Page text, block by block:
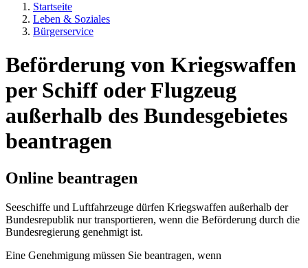
Startseite
Leben & Soziales
Bürgerservice
Beförderung von Kriegswaffen
per Schiff oder Flugzeug
außerhalb des Bundesgebietes
beantragen
Online beantragen
Seeschiffe und Luftfahrzeuge dürfen Kriegswaffen außerhalb der
Bundesrepublik nur transportieren, wenn die Beförderung durch die
Bundesregierung genehmigt ist.
Eine Genehmigung müssen Sie beantragen, wenn